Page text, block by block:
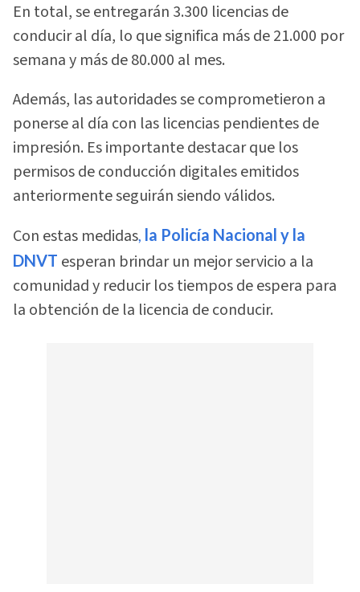
En total, se entregarán 3.300 licencias de
conducir al día, lo que significa más de 21.000 por
semana y más de 80.000 al mes.
Además, las autoridades se comprometieron a
ponerse al día con las licencias pendientes de
impresión. Es importante destacar que los
permisos de conducción digitales emitidos
anteriormente seguirán siendo válidos.
Con estas medidas, la Policía Nacional y la
DNVT esperan brindar un mejor servicio a la
comunidad y reducir los tiempos de espera para
la obtención de la licencia de conducir.